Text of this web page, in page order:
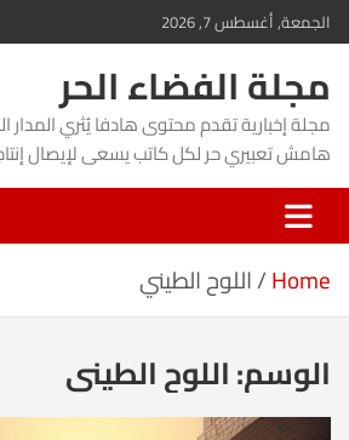
Skip
to
content
الجمعة, أغسطس 7, 2026
مجلة الفضاء الحر
مجلة إخبارية تقدم محتوى هادفا يُثري المدار
هامش تعبيري حر لكل كاتب يسعى لإيصال
Home اللوح الطيني
الوسم:اللوح الطيني